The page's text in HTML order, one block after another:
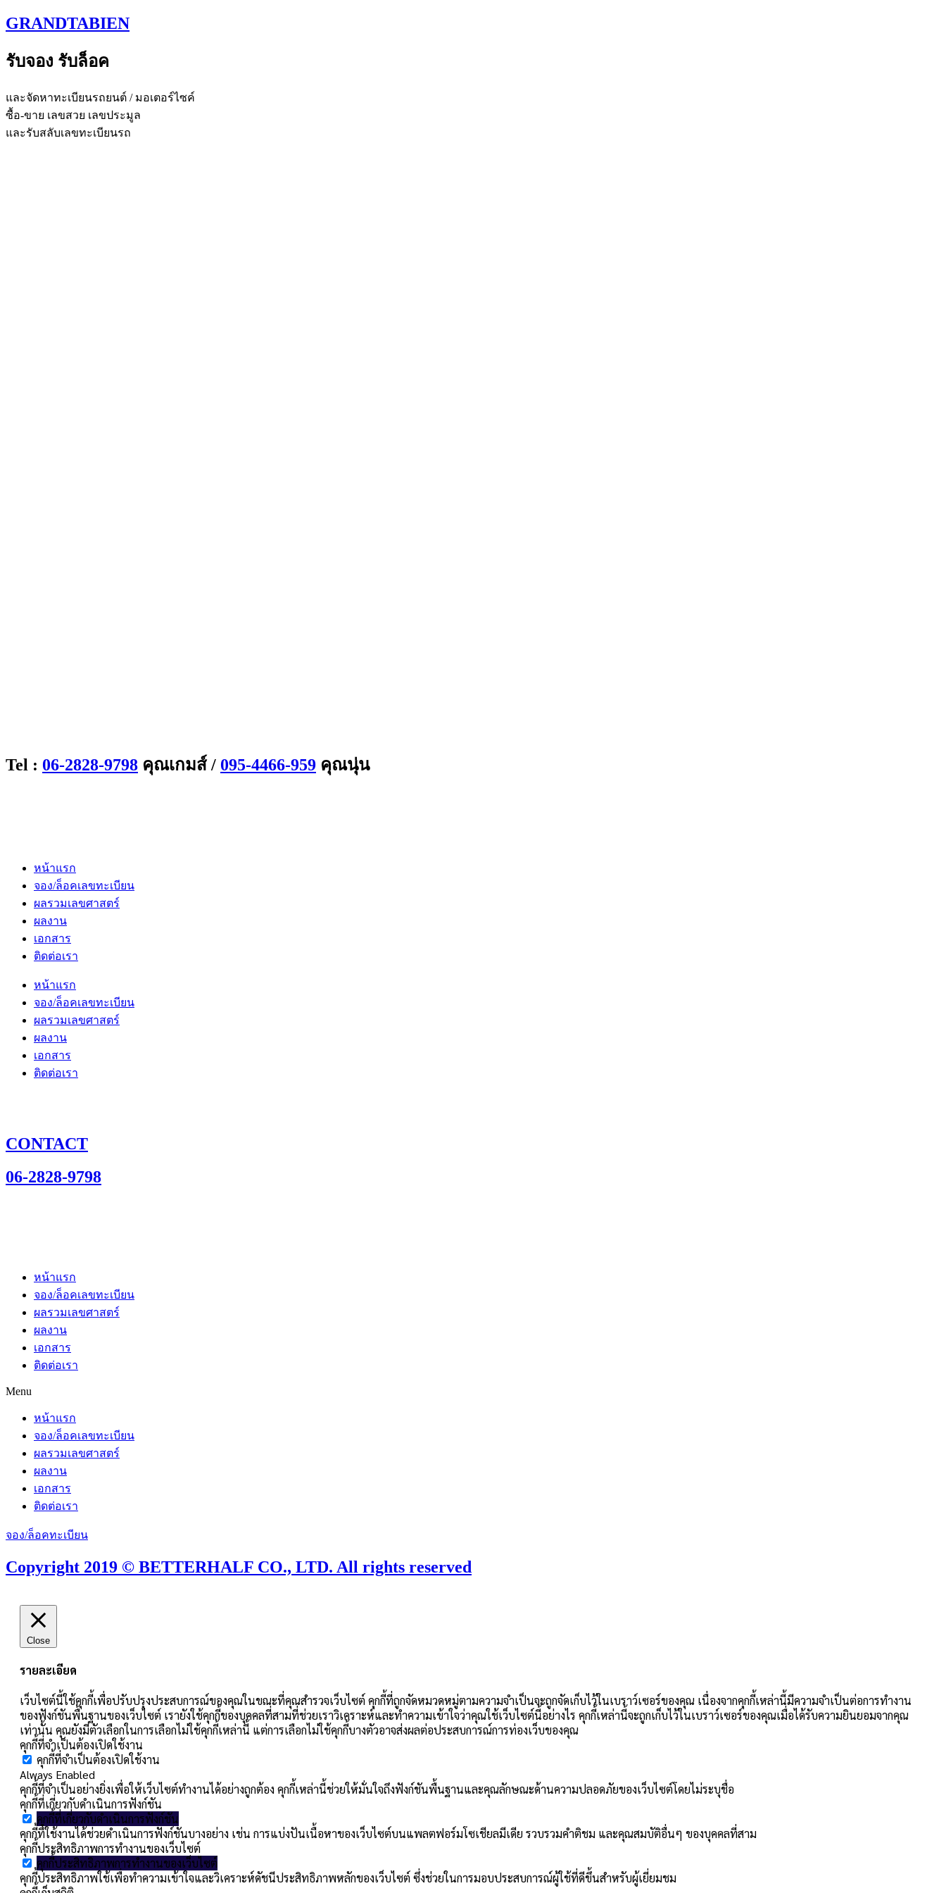
Skip
to
GRANDTABIEN
รับจอง รับล็อค
และจัดหาทะเบียนรถยนต์ / มอเตอร์ไซค์
ซื้อ-ขาย เลขสวย เลขประมูล
และรับสลับเลขทะเบียนรถ
Tel : 06-2828-9798 คุณเกมส์ / 095-4466-959 คุณนุ่น
หน้าแรก
จอง/ล็อคเลขทะเบียน
ผลรวมเลขศาสตร์
ผลงาน
เอกสาร
ติดต่อเรา
หน้าแรก
จอง/ล็อคเลขทะเบียน
ผลรวมเลขศาสตร์
ผลงาน
เอกสาร
ติดต่อเรา
CONTACT
06-2828-9798
หน้าแรก
จอง/ล็อคเลขทะเบียน
ผลรวมเลขศาสตร์
ผลงาน
เอกสาร
ติดต่อเรา
Menu
หน้าแรก
จอง/ล็อคเลขทะเบียน
ผลรวมเลขศาสตร์
ผลงาน
เอกสาร
ติดต่อเรา
จอง/ล็อคทะเบียน
Copyright 2019 © BETTERHALF CO., LTD. All rights reserved
Close
รายละเอียด
เว็บไซต์นี้ใช้คุกกี้เพื่อปรับปรุงประสบการณ์ของคุณในขณะที่คุณสำรวจเว็บไซต์ คุกกี้ที่ถูกจัดหมวดหมู่ตามความจำเป็นจะถูกจัดเก็บไว้ในเบราว์เซอร์ของคุณ เนื่องจากคุกกี้เหล่านี้มีความจำเป็นต่อการทำงาน
ของฟังก์ชันพื้นฐานของเว็บไซต์ เรายังใช้คุกกี้ของบุคคลที่สามที่ช่วยเราวิเคราะห์และทำความเข้าใจว่าคุณใช้เว็บไซต์นี้อย่างไร คุกกี้เหล่านี้จะถูกเก็บไว้ในเบราว์เซอร์ของคุณเมื่อได้รับความยินยอมจากคุณ
เท่านั้น คุณยังมีตัวเลือกในการเลือกไม่ใช้คุกกี้เหล่านี้ แต่การเลือกไม่ใช้คุกกี้บางตัวอาจส่งผลต่อประสบการณ์การท่องเว็บของคุณ
คุกกี้ที่จำเป็นต้องเปิดใช้งาน
คุกกี้ที่จำเป็นต้องเปิดใช้งาน
Always Enabled
คุกกี้ที่จำเป็นอย่างยิ่งเพื่อให้เว็บไซต์ทำงานได้อย่างถูกต้อง คุกกี้เหล่านี้ช่วยให้มั่นใจถึงฟังก์ชันพื้นฐานและคุณลักษณะด้านความปลอดภัยของเว็บไซต์โดยไม่ระบุชื่อ
คุกกี้ที่เกี่ยวกับดำเนินการฟังก์ชัน
คุกกี้ที่เกี่ยวกับดำเนินการฟังก์ชัน
คุกกี้ที่ใช้งานได้ช่วยดำเนินการฟังก์ชันบางอย่าง เช่น การแบ่งปันเนื้อหาของเว็บไซต์บนแพลตฟอร์มโซเชียลมีเดีย รวบรวมคำติชม และคุณสมบัติอื่นๆ ของบุคคลที่สาม
คุกกี้ประสิทธิภาพการทำงานของเว็บไซต์
คุกกี้ประสิทธิภาพการทำงานของเว็บไซต์
คุกกี้ประสิทธิภาพใช้เพื่อทำความเข้าใจและวิเคราะห์ดัชนีประสิทธิภาพหลักของเว็บไซต์ ซึ่งช่วยในการมอบประสบการณ์ผู้ใช้ที่ดีขึ้นสำหรับผู้เยี่ยมชม